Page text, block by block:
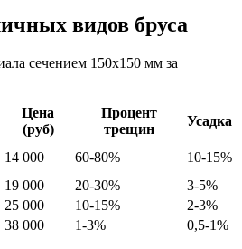
видов бруса
сечением 150х150 мм за
Цена
(руб)
Процент
трещин
Усадка
14 000 60-80%
10-15%
19 000 20-30%
3-5%
25 000 10-15%
2-3%
38 000 1-3% 0,5-1%